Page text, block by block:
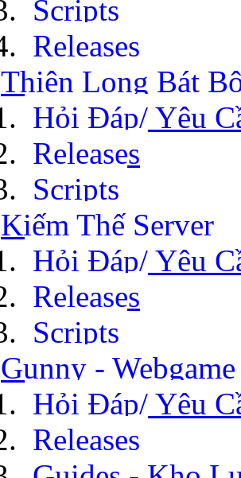
Scripts
Releases
Thiên Long Bát
Hỏi Đáp/ Yêu
Releases
Scripts
Kiếm Thế Server
Hỏi Đáp/ Yêu
Releases
Scripts
Gunny -
Hỏi Đáp/ Yêu
Releases